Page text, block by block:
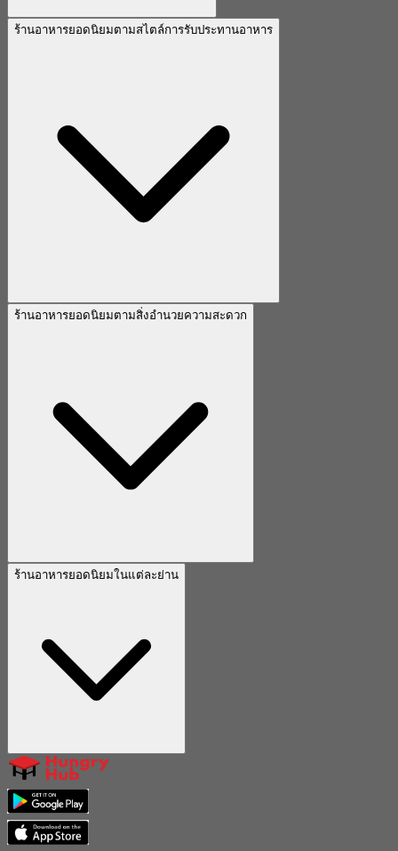
ร้านอาหารยอดนิยมตามสไตล์การรับประทานอาหาร
ร้านอาหารยอดนิยมตามสิ่งอำนวยความสะดวก
ร้านอาหารยอดนิยมในแต่ละย่าน